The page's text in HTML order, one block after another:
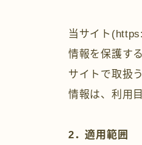
当サイト
情報を保護す
サイトで取扱
情報は、利用
2 ．適用範囲